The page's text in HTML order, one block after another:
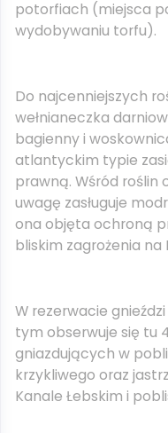
potorfiach (miejsca
wydobywaniu torfu).
Do najcenniejszych
wełnianeczka
bagienny i
atlantyckim typie
prawną. Wśród roślin
uwagę zasługuje
ona objęta ochroną
bliskim zagrożenia na
W rezerwacie
tym obserwuje się tu
gniazdujących w
krzykliwego oraz
Kanale Łebskim i